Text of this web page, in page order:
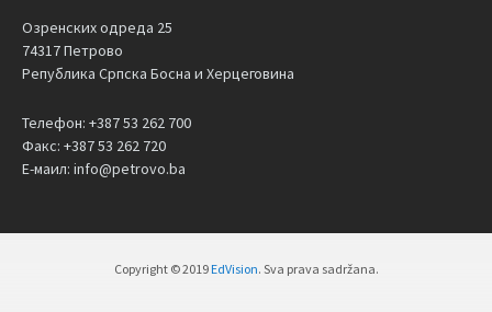
Озренских одреда 25
74317 Петрово
Република Српска Босна и Херцеговина
Телефон: +387 53 262 700
Факс: +387 53 262 720
Е-маил: info@petrovo.ba
Copyright © 2019 EdVision. Sva prava sadržana.